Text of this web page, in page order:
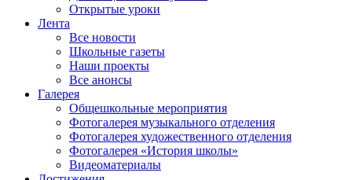
Открытые уроки
Лента
Все новости
Школьные газеты
Наши проекты
Все анонсы
Галерея
Общешкольные мероприятия
Фотогалерея музыкального отделения
Фотогалерея художественного отделения
Фотогалерея «История школы»
Видеоматериалы